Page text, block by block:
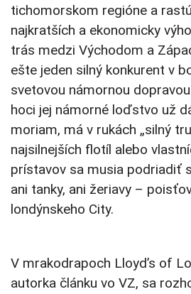
tichomorskom regióne a
najkratších a ekonomicky
trás medzi Východom a
ešte jeden silný konkurent v
svetovou námornou
hoci jej námorné loďstvo už
moriam, má v rukách „silný
najsilnejších flotíl alebo
prístavov sa musia podriadiť
ani tanky, ani žeriavy –
londýnskeho City.
V mrakodrapoch Lloyd’s of
autorka článku vo VZ, sa